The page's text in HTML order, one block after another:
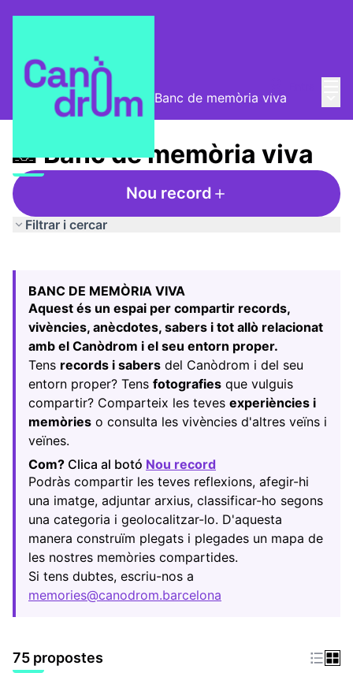
Taula de Memòries / 📸 Banc de memòria viva
📸 Banc de memòria viva
Nou record
Filtrar i cercar
−
BANC DE MEMÒRIA VIVA
Aquest és un espai per compartir records,
vivències, anècdotes, sabers i tot allò relacionat
amb el Canòdrom i el seu entorn proper.
Tens records i sabers del Canòdrom i del seu
entorn proper? Tens fotografies que vulguis
compartir? Comparteix les teves experiències i
memòries o consulta les vivències d'altres veïns i
veïnes.
Com? Clica al botó Nou record
(Obrir en una
Podràs compartir les teves reflexions, afegir-hi
una imatge, adjuntar arxius, classificar-ho segons
una categoria i geolocalitzar-lo. D'aquesta
manera construïm plegats i plegades un mapa de
les nostres memòries compartides.
Si tens dubtes, escriu-nos a
memories@canodrom.barcelona
75 propostes